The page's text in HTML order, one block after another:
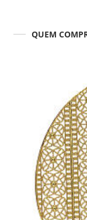
QUEM